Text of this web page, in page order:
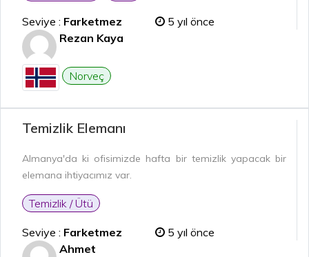
Seviye : Farketmez
5 yıl önce
Rezan Kaya
Norveç
Temizlik Elemanı
Almanya'da ki ofisimizde hafta bir temizlik yapacak bir
elemana ihtiyacımız var.
Temizlik / Ütü
Seviye : Farketmez
5 yıl önce
Ahmet